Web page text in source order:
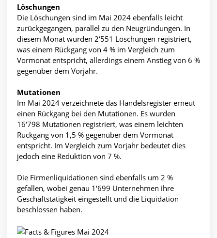
Löschungen
Die Löschungen sind im Mai 2024 ebenfalls leicht
zurückgegangen, parallel zu den Neugründungen. In
diesem Monat wurden 2‘551 Löschungen registriert,
was einem Rückgang von 4 % im Vergleich zum
Vormonat entspricht, allerdings einem Anstieg von 6 %
gegenüber dem Vorjahr.
Mutationen
Im Mai 2024 verzeichnete das Handelsregister erneut
einen Rückgang bei den Mutationen. Es wurden
16‘798 Mutationen registriert, was einem leichten
Rückgang von 1,5 % gegenüber dem Vormonat
entspricht. Im Vergleich zum Vorjahr bedeutet dies
jedoch eine Reduktion von 7 %.
Die Firmenliquidationen sind ebenfalls um 2 %
gefallen, wobei genau 1‘699 Unternehmen ihre
Geschäftstätigkeit eingestellt und die Liquidation
beschlossen haben.